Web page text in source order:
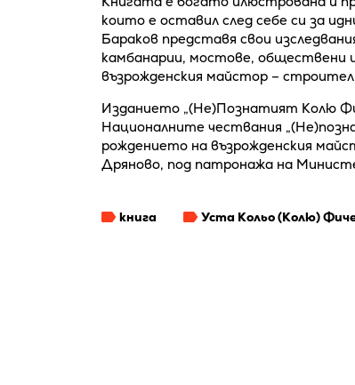
които е оставил след себе си за
Бараков представя свои
камбанарии, мостове, обществени
възрожденския майстор –
Изданието „(Не)Познатият Колю
Националните чествания
рождението на възрожденския
Дряново, под патронажа на
книга Уста Кольо (Колю)